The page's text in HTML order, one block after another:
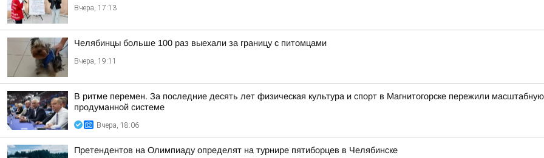
Вчера, 17:13
Челябинцы больше 100 раз выехали за границу с питомцами
Вчера, 19:11
В ритме перемен. За последние десять лет физическая культура и спорт в Магнитогорске пережили
продуманной системе
Вчера, 18:06
Претендентов на Олимпиаду определят на турнире пятиборцев в Челябинске